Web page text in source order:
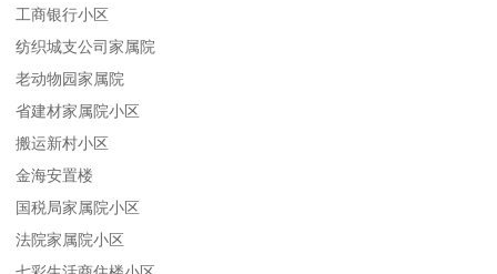
工商银行小区
纺织城支公司家属院
老动物园家属院
省建材家属院小区
搬运新村小区
金海安置楼
国税局家属院小区
法院家属院小区